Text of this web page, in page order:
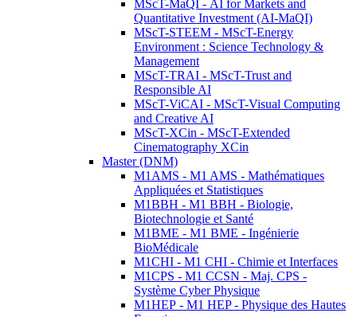
MScT-MaQI - AI for Markets and
Quantitative Investment (AI-MaQI)
MScT-STEEM - MScT-Energy
Environment : Science Technology &
Management
MScT-TRAI - MScT-Trust and
Responsible AI
MScT-ViCAI - MScT-Visual Computing
and Creative AI
MScT-XCin - MScT-Extended
Cinematography XCin
Master (DNM)
M1AMS - M1 AMS - Mathématiques
Appliquées et Statistiques
M1BBH - M1 BBH - Biologie,
Biotechnologie et Santé
M1BME - M1 BME - Ingénierie
BioMédicale
M1CHI - M1 CHI - Chimie et Interfaces
M1CPS - M1 CCSN - Maj. CPS -
Système Cyber Physique
M1HEP - M1 HEP - Physique des Hautes